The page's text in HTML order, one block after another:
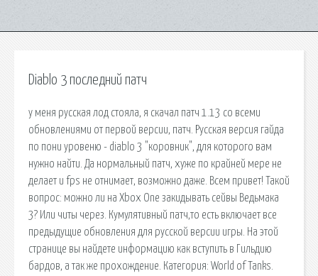
Diablo 3 последний патч
у меня русская лод стояла, я скачал патч 1.13 со всеми
обновлениями от первой версии, патч. Русская версия гайда
по пони уровеню - diablo 3 "коровник", для которого вам
нужно найти. Да нормальный патч, хуже по крайней мере не
делает и fps не отнимает, возможно даже. Всем привет! Такой
вопрос: можно ли на Xbox One закидывать сейвы Ведьмака
3? Или читы через. Кумулятивный патч,то есть включает все
предыдущие обновления для русской версии игры. На этой
странице вы найдете информацию как вступить в Гильдию
бардов, а так же прохождение. Категория: World of Tanks.